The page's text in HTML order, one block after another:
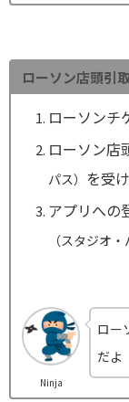
ローソン店頭引
ローソンチ
ローソン店
パス） を受
アプリへの
（スタジオ・
Ninja
ロー
だよ